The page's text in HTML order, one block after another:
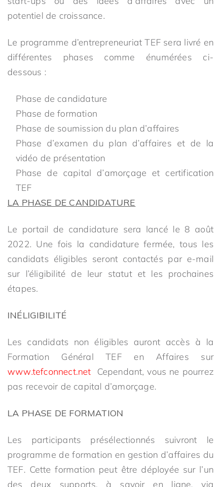
potentiel de croissance.
Le programme d’entrepreneuriat TEF sera livré en
différentes phases comme énumérées ci-
dessous :
Phase de candidature
Phase de formation
Phase de soumission du plan d’affaires
Phase d’examen du plan d’affaires et de la
vidéo de présentation
Phase de capital d’amorçage et certification
TEF
LA PHASE DE CANDIDATURE
Le portail de candidature sera lancé le 8 août
2022. Une fois la candidature fermée, tous les
candidats éligibles seront contactés par e-mail
sur l’éligibilité de leur statut et les prochaines
étapes.
INÉLIGIBILITÉ
Les candidats non éligibles auront accès à la
Formation Général TEF en Affaires sur
www.tefconnect.net Cependant, vous ne pourrez
pas recevoir de capital d’amorçage.
LA PHASE DE FORMATION
Les participants présélectionnés suivront le
programme de formation en gestion d’affaires du
TEF. Cette formation peut être déployée sur l’un
des deux supports, à savoir en ligne, via